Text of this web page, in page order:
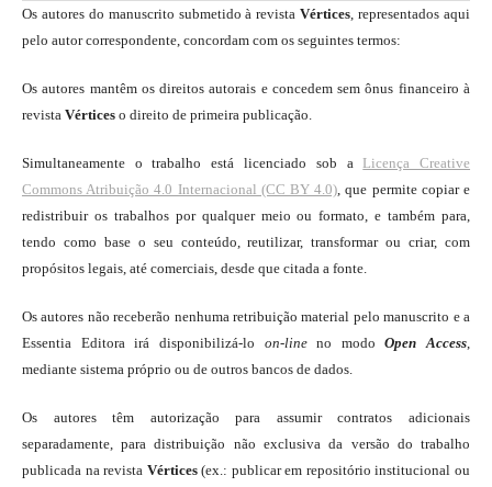
Os autores do manuscrito submetido à revistaVértices, representados aqui
pelo autor correspondente, concordam com os seguintes termos:
Os autores mantêm os direitos autorais e concedem sem ônus financeiro à
revista Vértices o direito de primeira publicação.
Simultaneamente o trabalho está licenciado sob a Licença Creative
Commons Atribuição 4.0 Internacional (CC BY 4.0), que permite copiar e
redistribuir os trabalhos por qualquer meio ou formato, e também para,
tendo como base o seu conteúdo, reutilizar, transformar ou criar, com
propósitos legais, até comerciais, desde que citada a fonte.
Os autores não receberão nenhuma retribuição material pelo manuscrito e a
Essentia Editora irá disponibilizá-lo on-lineno modoOpen Access,
mediante sistema próprio ou de outros bancos de dados.
Os autores têm autorização para assumir contratos adicionais
separadamente, para distribuição não exclusiva da versão do trabalho
publicada na revista Vértices(ex.: publicar em repositório institucional ou